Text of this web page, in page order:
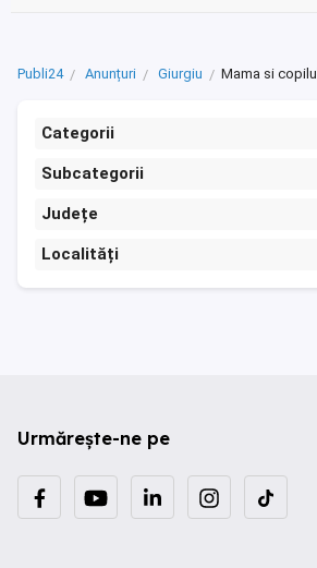
Publi24 Anunțuri Giurgiu Mama si copilul
Categorii
Subcategorii
Județe
Localități
Urmărește-ne pe